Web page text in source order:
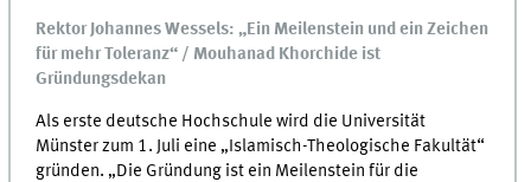
Rektor Johannes Wessels: „Ein Meilenstein und ein Zeichen
für mehr Toleranz“ / Mouhanad Khorchide ist
Gründungsdekan
Als erste deutsche Hochschule wird die Universität
Münster zum 1. Juli eine „Islamisch-Theologische Fakultät“
gründen. „Die Gründung ist ein Meilenstein für die